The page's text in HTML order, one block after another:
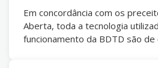
Em concordância com os
Aberta, toda a tecnologia
funcionamento da BDTD são de